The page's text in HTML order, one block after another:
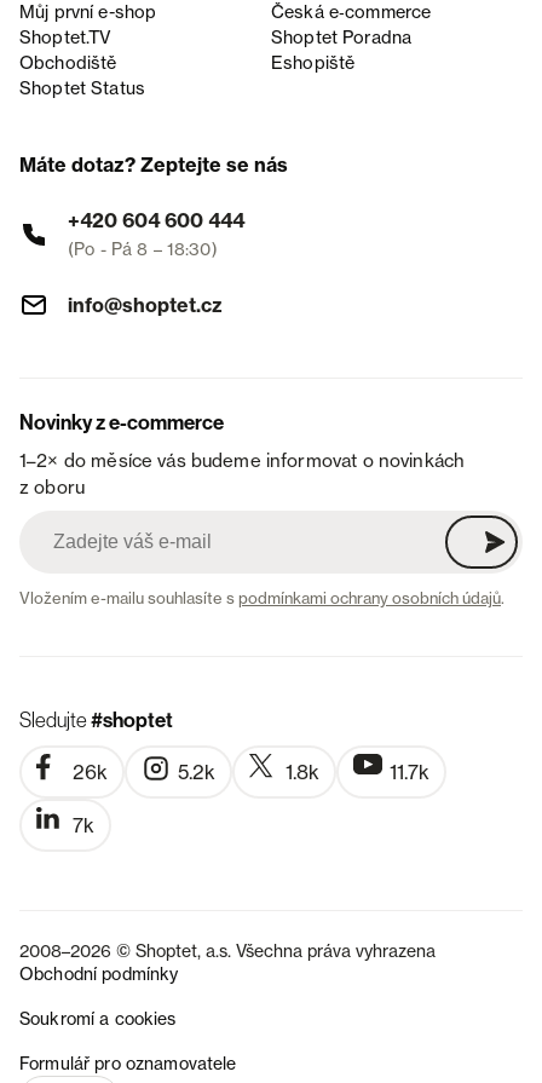
Můj první e-shop
Česká e‑commerce
Shoptet.TV
Shoptet Poradna
Obchodiště
Eshopiště
Shoptet Status
Máte dotaz? Zeptejte se nás
+420 604 600 444
(Po - Pá 8 – 18:30)
info@shoptet.cz
Novinky z e-commerce
1–2× do měsíce vás budeme informovat o novinkách
z oboru
Vložením e-mailu souhlasíte spodmínkami ochrany osobních údajů.
Sledujte#shoptet
26k 5.2k 1.8k 11.7k
7k
2008–2026 © Shoptet, a.s. Všechna práva vyhrazena
Obchodní podmínky
Soukromí a cookies
Formulář pro oznamovatele